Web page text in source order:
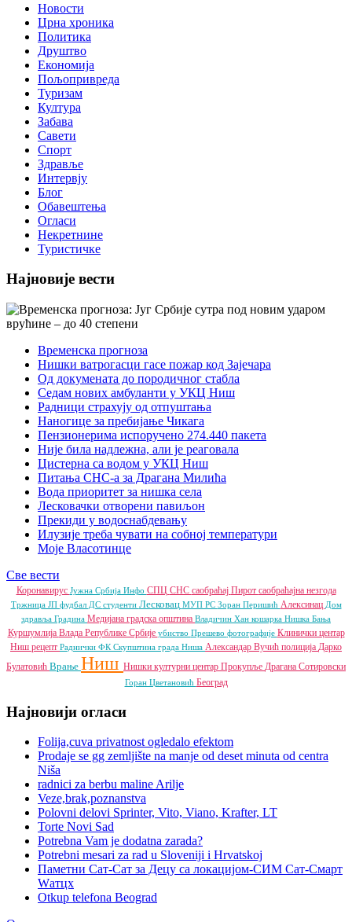
Новости
Црна хроника
Политика
Друштво
Економија
Пољопривреда
Туризам
Култура
Забава
Савети
Спорт
Здравље
Интервју
Блог
Обавештења
Огласи
Некретнине
Туристичке
Најновије вести
Временска прогноза
Нишки ватрогасци гасе пожар код Зајечара
Од докумената до породичног стабла
Седам нових амбуланти у УКЦ Ниш
Радници страхују од отпуштања
Наногице за пребијање Чикага
Пензионерима испоручено 274.440 пакета
Није била надлежна, али је реаговала
Цистерна са водом у УКЦ Ниш
Питања СНС-а за Драгана Милића
Вода приоритет за нишка села
Лесковачки отворени павиљон
Прекиди у водоснабдевању
Илузије треба чувати на собној температури
Моје Власотинце
Све вести
Коронавирус Јужна Србија Инфо СПЦ СНС саобраћај Пирот саобраћајна незгода
Тржница ЈП фудбал ДС студенти Лесковац МУП РС Зоран Перишић Алексинац Дом
здравља Градина Медијана градска општина Владичин Хан кошарка Нишка Бања
Куршумлија Влада Републике Србије убиство Прешево фотографије Клинички центар
Ниш рецепт Раднички ФК Скупштина града Ниша Александар Вучић полиција Дарко
Булатовић Врање Ниш Нишки културни центар Прокупље Драгана Сотировски
Горан Цветановић Београд
Најновији огласи
Folija,cuva privatnost ogledalo efektom
Prodaje se gg zemljište na manje od deset minuta od centra
Niša
radnici za berbu maline Arilje
Veze,brak,poznanstva
Polovni delovi Sprinter, Vito, Viano, Krafter, LT
Torte Novi Sad
Potrebna Vam je dodatna zarada?
Potrebni mesari za rad u Sloveniji i Hrvatskoj
Паметни Сат-Сат за Децу са локацијом-СИМ Сат-Смарт
Wатцх
Otkup telefona Beograd